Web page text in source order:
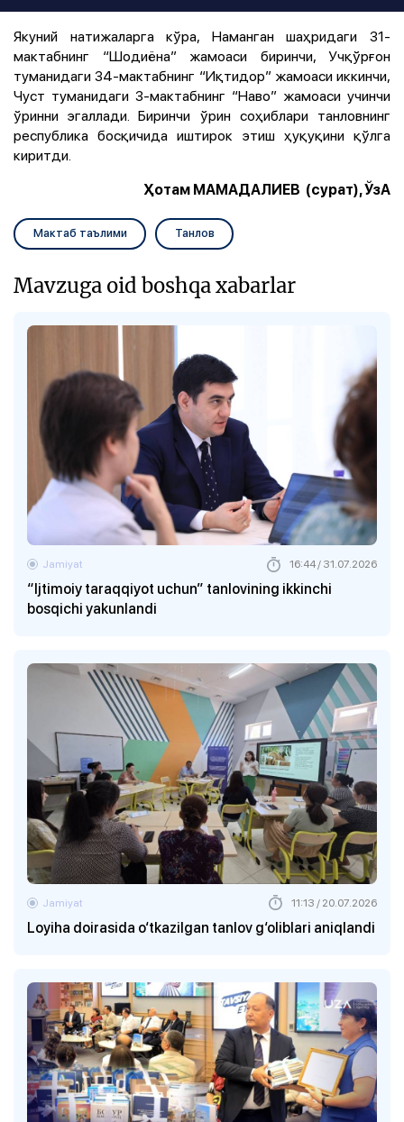
Якуний натижаларга кўра, Наманган шаҳридаги 31-
мактабнинг “Шодиёна” жамоаси биринчи, Учқўрғон
туманидаги 34-мактабнинг “Иқтидор” жамоаси иккинчи,
Чуст туманидаги 3-мактабнинг “Наво” жамоаси учинчи
ўринни эгаллади. Биринчи ўрин соҳиблари танловнинг
республика босқичида иштирок этиш ҳуқуқини қўлга
киритди.
Ҳотам МАМАДАЛИЕВ (сурат), ЎзА
Мактаб таълими Танлов
Mavzuga oid boshqa xabarlar
“Ijtimoiy taraqqiyot uchun” tanlovining ikkinchi
bosqichi yakunlandi
Jamiyat 16:44 / 31.07.2026
Loyiha doirasida o‘tkazilgan tanlov g‘oliblari aniqlandi
Jamiyat 11:13 / 20.07.2026